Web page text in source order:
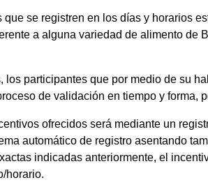
se registren en los días y horarios
a alguna variedad de alimento
los participantes que por medio de su
de validación en tiempo y forma,
ofrecidos será mediante un
automático de registro asentando
indicadas anteriormente, el
horario.